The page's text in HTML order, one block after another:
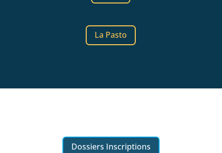
La Pasto
Dossiers Inscriptions